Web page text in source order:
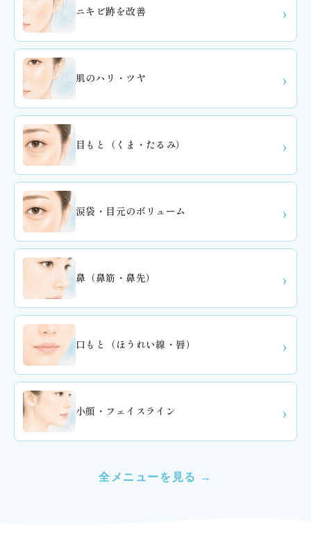
ニキビ跡を改善
肌のハリ・ツヤ
目もと（くま・たるみ）
涙袋・目元のボリューム
鼻（鼻筋・鼻先）
口もと（ほうれい線・唇）
小顔・フェイスライン
全メニューを見る →